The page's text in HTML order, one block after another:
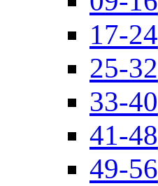
17-24
25-32
33-40
41-48
49-56